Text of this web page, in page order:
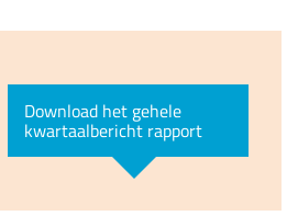
Download het gehele
kwartaalbericht rapport